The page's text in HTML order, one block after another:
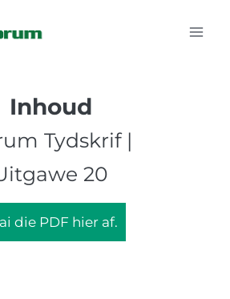
Inhoud
Tydskrif |
20
die PDF hier af.